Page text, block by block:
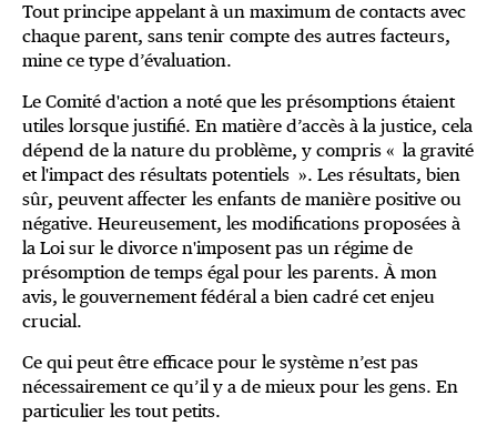
Tout principe appelant à un maximum de contacts avec
chaque parent, sans tenir compte des autres facteurs,
mine ce type d’évaluation.
Le Comité d'action a noté que les présomptions étaient
utiles lorsque justifié. En matière d’accès à la justice, cela
dépend de la nature du problème, y compris « la gravité
et l'impact des résultats potentiels ». Les résultats, bien
sûr, peuvent affecter les enfants de manière positive ou
négative. Heureusement, les modifications proposées à
la Loi sur le divorce n'imposent pas un régime de
présomption de temps égal pour les parents. À mon
avis, le gouvernement fédéral a bien cadré cet enjeu
crucial.
Ce qui peut être efficace pour le système n’est pas
nécessairement ce qu’il y a de mieux pour les gens. En
particulier les tout petits.